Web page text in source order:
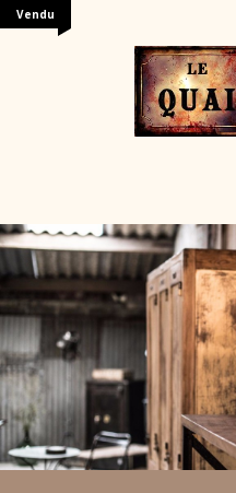
Vendu
Your content goes here.
or in the module Content
every aspect of this
settings and even apply
module Advanced